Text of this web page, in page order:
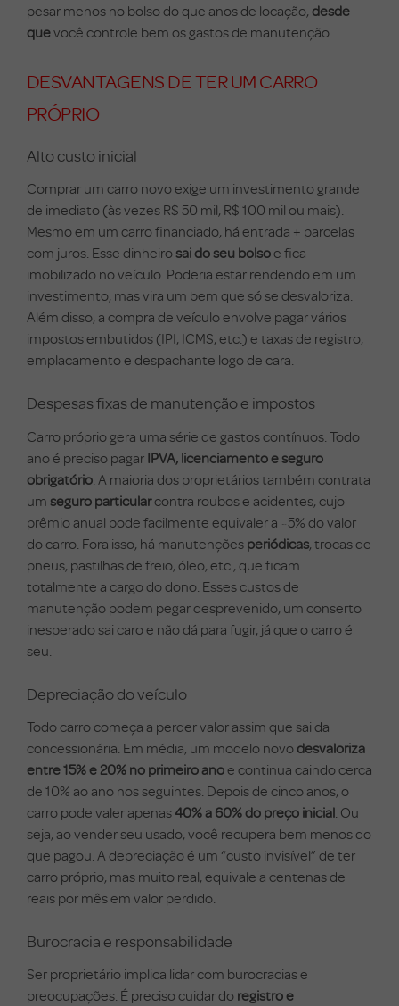
pesar menos no bolso do que anos de locação, desde
quevocê controle bem os gastos de manutenção.
DESVANTAGENS DE TER UM CARRO
PRÓPRIO
Alto custo inicial
Comprar um carro novo exige um investimento grande
de imediato (às vezes R$ 50 mil, R$ 100 mil ou mais).
Mesmo em um carro financiado, há entrada + parcelas
com juros. Esse dinheiro sai do seu bolsoe fica
imobilizado no veículo. Poderia estar rendendo em um
investimento, mas vira um bem que só se desvaloriza.
Além disso, a compra de veículo envolve pagar vários
impostos embutidos (IPI, ICMS, etc.) e taxas de registro,
emplacamento e despachante logo de cara.
Despesas fixas de manutenção e impostos
Carro próprio gera uma série de gastos contínuos. Todo
ano é preciso pagar IPVA, licenciamento e seguro
obrigatório . A maioria dos proprietários também contrata
um seguro particularcontra roubos e acidentes, cujo
prêmio anual pode facilmente equivaler a ~5% do valor
do carro. Fora isso, há manutenções periódicas, trocas de
pneus, pastilhas de freio, óleo, etc., que ficam
totalmente a cargo do dono. Esses custos de
manutenção podem pegar desprevenido, um conserto
inesperado sai caro e não dá para fugir, já que o carro é
seu.
Depreciação do veículo
Todo carro começa a perder valor assim que sai da
concessionária. Em média, um modelo novodesvaloriza
entre 15% e 20% no primeiro anoe continua caindo cerca
de 10% ao ano nos seguintes. Depois de cinco anos, o
carro pode valer apenas 40% a 60% do preço inicial . Ou
seja, ao vender seu usado, você recupera bem menos do
que pagou. A depreciação é um “custo invisível” de ter
carro próprio, mas muito real, equivale a centenas de
reais por mês em valor perdido.
Burocracia e responsabilidade
Ser proprietário implica lidar com burocracias e
preocupações. É preciso cuidar do registro e